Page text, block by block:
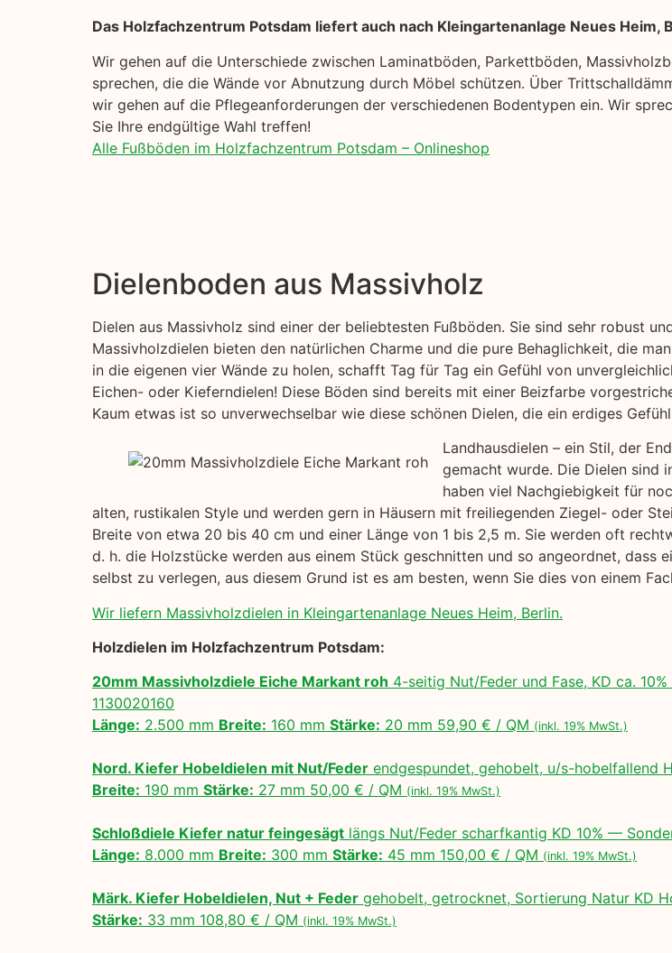
Das Holzfachzentrum Potsdam liefert auch nach Kleingartenanlage Neues Heim,
Wir gehen auf die Unterschiede zwischen Laminatböden, Parkettböden,
sprechen, die die Wände vor Abnutzung durch Möbel schützen. Über
wir gehen auf die Pflegeanforderungen der verschiedenen Bodentypen ein. Wir
Sie Ihre endgültige Wahl treffen!
Alle Fußböden im Holzfachzentrum Potsdam – Onlineshop
Dielenboden aus Massivholz
Dielen aus Massivholz sind einer der beliebtesten Fußböden. Sie sind sehr robust
Massivholzdielen bieten den natürlichen Charme und die pure Behaglichkeit, die
in die eigenen vier Wände zu holen, schafft Tag für Tag ein Gefühl von
Eichen- oder Kieferndielen! Diese Böden sind bereits mit einer Beizfarbe
Kaum etwas ist so unverwechselbar wie diese schönen Dielen, die ein erdiges
Landhausdielen – ein Stil, der
gemacht wurde. Die Dielen sind
haben viel Nachgiebigkeit für
alten, rustikalen Style und werden gern in Häusern mit freiliegenden Ziegel- oder
Breite von etwa 20 bis 40 cm und einer Länge von 1 bis 2,5 m. Sie werden oft
d. h. die Holzstücke werden aus einem Stück geschnitten und so angeordnet,
selbst zu verlegen, aus diesem Grund ist es am besten, wenn Sie dies von einem
Wir liefern Massivholzdielen in Kleingartenanlage Neues Heim, Berlin.
Holzdielen im Holzfachzentrum Potsdam:
20mm Massivholzdiele Eiche Markant roh 4-seitig Nut/Feder und Fase, KD ca.
1130020160
Länge: 2.500 mm Breite: 160 mm Stärke: 20 mm 59,90 € / QM (inkl. 19% MwSt.)
Nord. Kiefer Hobeldielen mit Nut/Feder endgespundet, gehobelt, u/s-
Breite: 190 mm Stärke: 27 mm 50,00 € / QM (inkl. 19% MwSt.)
Schloßdiele Kiefer natur feingesägt längs Nut/Feder scharfkantig KD 10% —
Länge: 8.000 mm Breite: 300 mm Stärke: 45 mm 150,00 € / QM (inkl. 19% MwSt.)
Märk. Kiefer Hobeldielen, Nut + Feder gehobelt, getrocknet, Sortierung Natur
Stärke: 33 mm 108,80 € / QM (inkl. 19% MwSt.)